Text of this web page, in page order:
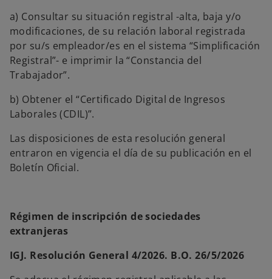
a) Consultar su situación registral -alta, baja y/o
modificaciones, de su relación laboral registrada
por su/s empleador/es en el sistema “Simplificación
Registral”- e imprimir la “Constancia del
Trabajador”.
b) Obtener el “Certificado Digital de Ingresos
Laborales (CDIL)”.
Las disposiciones de esta resolución general
entraron en vigencia el día de su publicación en el
Boletín Oficial.
Régimen de inscripción de sociedades
extranjeras
IGJ. Resolución General 4/2026. B.O. 26/5/2026